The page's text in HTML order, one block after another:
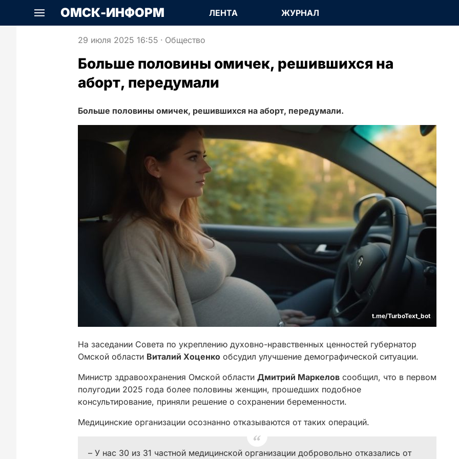
ОМСК-ИНФОРМ ЛЕНТА ЖУРНАЛ
29 июля 2025 16:55 · Общество
Больше половины омичек, решившихся на
аборт, передумали
Больше половины омичек, решившихся на аборт, передумали.
t.me/TurboText_bot
На заседании Совета по укреплению духовно-нравственных ценностей губернатор
Омской области Виталий Хоценко обсудил улучшение демографической ситуации.
Министр здравоохранения Омской области Дмитрий Маркелов сообщил, что в первом
полугодии 2025 года более половины женщин, прошедших подобное
консультирование, приняли решение о сохранении беременности.
Медицинские организации осознанно отказываются от таких операций.
– У нас 30 из 31 частной медицинской организации добровольно отказались от